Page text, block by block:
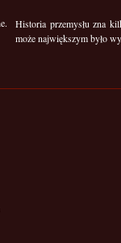
Historia przemysłu zna
może największym było